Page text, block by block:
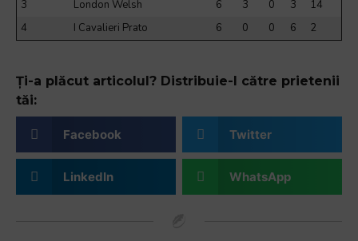
3
London Welsh 6 3 0 3
14
4
I Cavalieri Prato 6 0 0 6 2
Ți-a plăcut articolul? Distribuie-l către prietenii
tăi:
Facebook Twitter
LinkedIn WhatsApp